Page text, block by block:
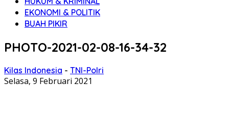
EKONOMI & POLITIK
BUAH PIKIR
PHOTO-2021-02-08-16-34-32
Kilas Indonesia - TNI-Polri
Selasa, 9 Februari 2021